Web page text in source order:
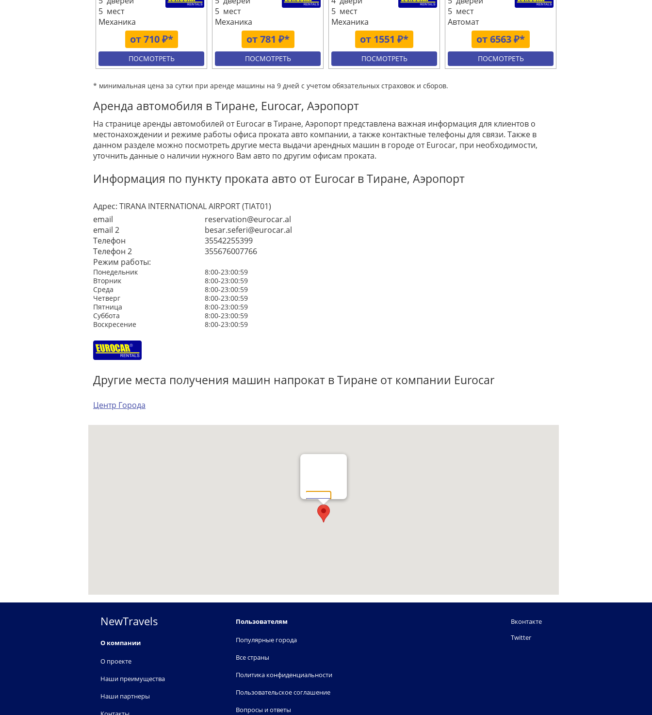
от 710 ₽*
5 мест
Механика
ПОСМОТРЕТЬ
от 781 ₽*
5 мест
Механика
ПОСМОТРЕТЬ
от 1551 ₽*
5 мест
Механика
ПОСМОТРЕТЬ
от 6563 ₽*
5 мест
Автомат
ПОСМОТРЕТЬ
* минимальная цена за сутки при аренде машины на 9 дней с учетом обязательных страховок и сборов.
Аренда автомобиля в Тиране, Eurocar, Аэропорт
На странице аренды автомобилей от Eurocar в Тиране, Аэропорт представлена важная информация для клиентов о
местонахождении и режиме работы офиса проката авто компании, а также контактные телефоны для связи. Также в
данном разделе можно посмотреть другие места выдачи арендных машин в городе от Eurocar, при необходимости,
уточнить данные о наличии нужного Вам авто по другим офисам проката.
Информация по пункту проката авто от Eurocar в Тиране, Аэропорт
Адрес: TIRANA INTERNATIONAL AIRPORT (TIAT01)
email
reservation@eurocar.al
email 2
besar.seferi@eurocar.al
Телефон
35542255399
Телефон 2
355676007766
Режим работы:
Понедельник
8:00-23:00:59
Вторник
8:00-23:00:59
Среда
8:00-23:00:59
Четверг
8:00-23:00:59
Пятница
8:00-23:00:59
Суббота
8:00-23:00:59
Воскресение
8:00-23:00:59
Другие места получения машин напрокат в Тиране от компании Eurocar
Центр Города
NewTravels
О компании
О проекте
Наши преимущества
Наши партнеры
Пользователям
Популярные города
Все страны
Политика конфиденциальности
Пользовательское соглашение
Вопросы и ответы
Вконтакте
Twitter